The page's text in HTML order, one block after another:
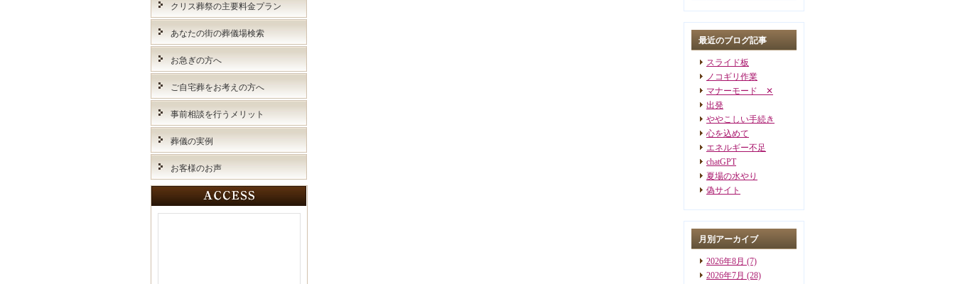
最近のブログ記事
スライド板
ノコギリ作業
マナーモード ✕
出発
ややこしい手続き
心を込めて
エネルギー不足
chatGPT
夏場の水やり
偽サイト
月別アーカイブ
2026年8月 (7)
2026年7月 (28)
クリス葬祭の主要料金プラン
あなたの街の葬儀場検索
お急ぎの方へ
ご自宅葬をお考えの方へ
事前相談を行うメリット
葬儀の実例
お客様のお声